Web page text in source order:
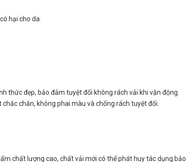
hại cho da.
thức đẹp, bảo đảm tuyệt đối không rách vải khi vận động.
chắn, không phai màu và chống rách tuyệt đối.
chất lượng cao, chất vải mới có thể phát huy tác dụng bảo